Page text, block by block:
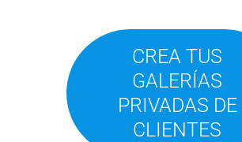
CREA TUS
GALERÍAS
PRIVADAS DE
CLIENTES